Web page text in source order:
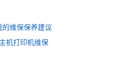
的维保保养建议
机打印机维保